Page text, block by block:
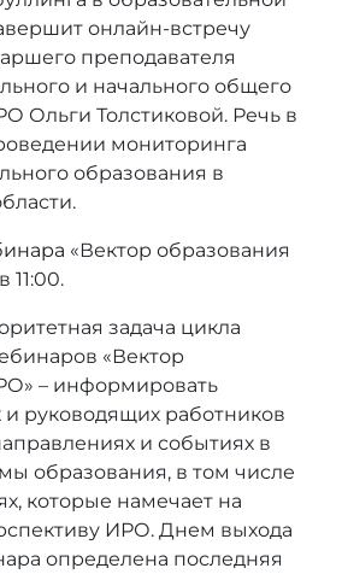
онлайн-встречу
преподавателя
и начального общего
Ольги Толстиковой. Речь в
мониторинга
образования в
«Вектор образования
11:00.
задача цикла
«Вектор
– информировать
и руководящих работников
и событиях в
образования, в том числе
которые намечает на
ИРО. Днем выхода
определена последняя